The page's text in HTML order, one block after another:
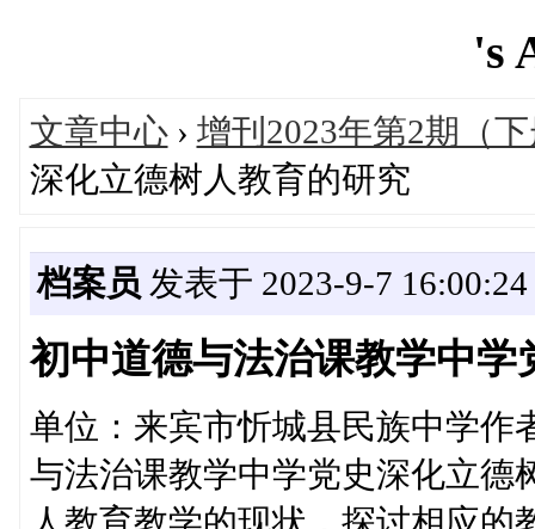
's
文章中心› 增刊2023年第2期（
深化立德树人教育的研究
档案员 发表于 2023-9-7 16:00:24
初中道德与法治课教学中
单位：来宾市忻城县民族中学作
与法治课教学中学党史深化立德